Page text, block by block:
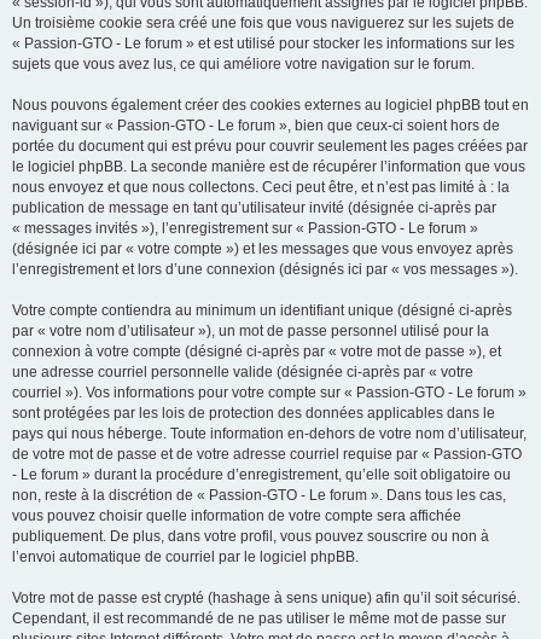
Un troisième cookie sera créé une fois que vous naviguerez sur les sujets de
« Passion-GTO - Le forum » et est utilisé pour stocker les informations sur les
sujets que vous avez lus, ce qui améliore votre navigation sur le forum.
Nous pouvons également créer des cookies externes au logiciel phpBB tout en
naviguant sur « Passion-GTO - Le forum », bien que ceux-ci soient hors de
portée du document qui est prévu pour couvrir seulement les pages créées par
le logiciel phpBB. La seconde manière est de récupérer l’information que vous
nous envoyez et que nous collectons. Ceci peut être, et n’est pas limité à : la
publication de message en tant qu’utilisateur invité (désignée ci-après par
« messages invités »), l’enregistrement sur « Passion-GTO - Le forum »
(désignée ici par « votre compte ») et les messages que vous envoyez après
l’enregistrement et lors d’une connexion (désignés ici par « vos messages »).
Votre compte contiendra au minimum un identifiant unique (désigné ci-après
par « votre nom d’utilisateur »), un mot de passe personnel utilisé pour la
connexion à votre compte (désigné ci-après par « votre mot de passe »), et
une adresse courriel personnelle valide (désignée ci-après par « votre
courriel »). Vos informations pour votre compte sur « Passion-GTO - Le forum »
sont protégées par les lois de protection des données applicables dans le
pays qui nous héberge. Toute information en-dehors de votre nom d’utilisateur,
de votre mot de passe et de votre adresse courriel requise par « Passion-GTO
- Le forum » durant la procédure d’enregistrement, qu’elle soit obligatoire ou
non, reste à la discrétion de « Passion-GTO - Le forum ». Dans tous les cas,
vous pouvez choisir quelle information de votre compte sera affichée
publiquement. De plus, dans votre profil, vous pouvez souscrire ou non à
l’envoi automatique de courriel par le logiciel phpBB.
Votre mot de passe est crypté (hashage à sens unique) afin qu’il soit sécurisé.
Cependant, il est recommandé de ne pas utiliser le même mot de passe sur